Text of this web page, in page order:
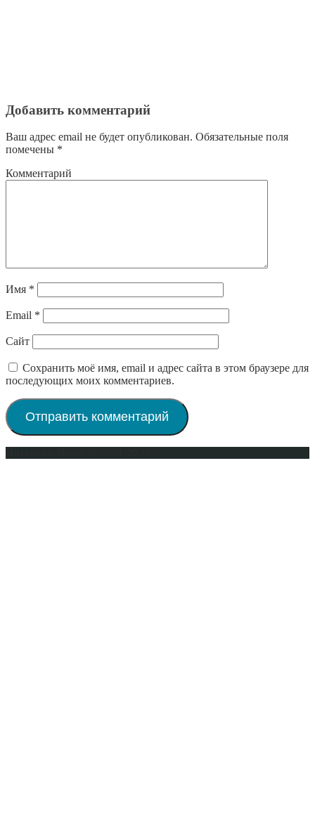
Добавить комментарий
Ваш адрес email не будет опубликован. Обязательные поля
помечены *
Комментарий
Имя *
Email *
Сайт
Сохранить моё имя, email и адрес сайта в этом браузере для
последующих моих комментариев.